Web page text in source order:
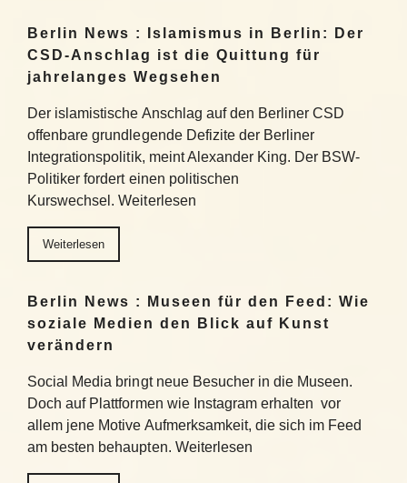
Berlin News : Islamismus in Berlin: Der
CSD-Anschlag ist die Quittung für
jahrelanges Wegsehen
Der islamistische Anschlag auf den Berliner CSD
offenbare grundlegende Defizite der Berliner
Integrationspolitik, meint Alexander King. Der BSW-
Politiker fordert einen politischen
Kurswechsel. Weiterlesen
Weiterlesen
Berlin News : Museen für den Feed: Wie
soziale Medien den Blick auf Kunst
verändern
Social Media bringt neue Besucher in die Museen.
Doch auf Plattformen wie Instagram erhalten vor
allem jene Motive Aufmerksamkeit, die sich im Feed
am besten behaupten. Weiterlesen